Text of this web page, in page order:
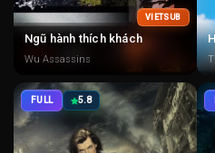
VIETSUB
Ngũ hành thích khách
Wu Assassins
FULL 5.8